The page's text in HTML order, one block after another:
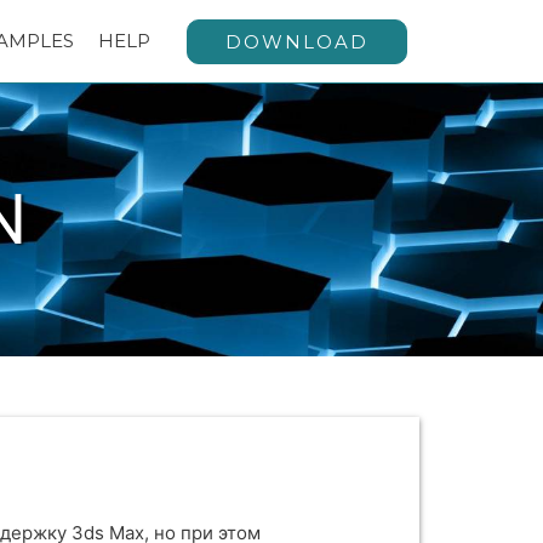
HELP DOWNLOAD
3ds Max, но при этом